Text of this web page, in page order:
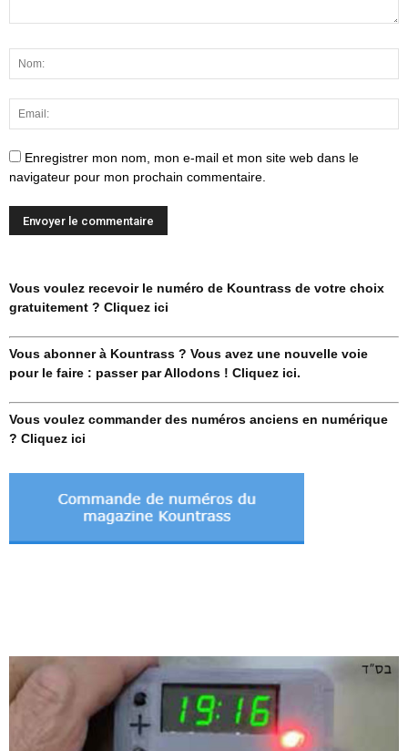
Enregistrer mon nom, mon e-mail et mon site web dans le
navigateur pour mon prochain commentaire.
Vous voulez recevoir le numéro de Kountrass de votre choix
gratuitement ? Cliquez ici
Vous abonner à Kountrass ? Vous avez une nouvelle voie
pour le faire : passer par Allodons ! Cliquez ici.
Vous voulez commander des numéros anciens en numérique
? Cliquez ici